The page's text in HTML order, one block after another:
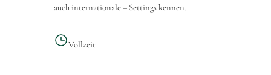
auch internationale – Settings kennen.
Vollzeit